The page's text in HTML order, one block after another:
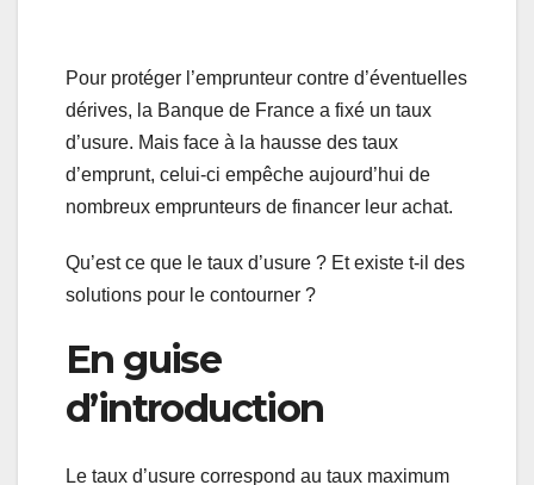
Pour protéger l’emprunteur contre d’éventuelles
dérives, la Banque de France a fixé un taux
d’usure. Mais face à la hausse des taux
d’emprunt, celui-ci empêche aujourd’hui de
nombreux emprunteurs de financer leur achat.
Qu’est ce que le taux d’usure ? Et existe t-il des
solutions pour le contourner ?
En guise
d’introduction
Le taux d’usure correspond au taux maximum